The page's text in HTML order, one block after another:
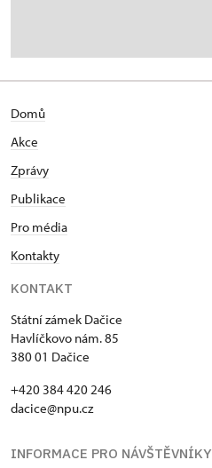
Domů
Akce
Zprávy
Publikace
Pro média
Kontakty
KONTAKT
Státní zámek Dačice
Havlíčkovo nám. 85
380 01 Dačice
+420 384 420 246
dacice@npu.cz
INFORMACE PRO NÁVŠTĚVNÍKY